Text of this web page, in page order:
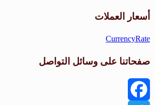
أسعار العملات
CurrencyRate
صفحاتنا على وسائل التواصل